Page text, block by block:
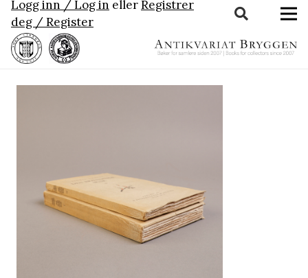
Logg inn / Log in ellerRegistrer
deg / Register